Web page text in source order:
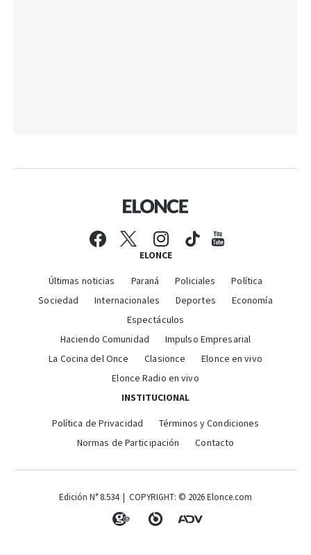
ELONCE
Últimas noticias Paraná Policiales
Política
Sociedad
Internacionales Deportes
Economía
Espectáculos
Haciendo Comunidad
Impulso Empresarial
La Cocina del Once
Clasionce
Elonce en vivo
Elonce Radio en vivo
INSTITUCIONAL
Política de Privacidad
Términos y Condiciones
Normas de Participación
Contacto
Edición N° 8.534 | COPYRIGHT: © 2026 Elonce.com